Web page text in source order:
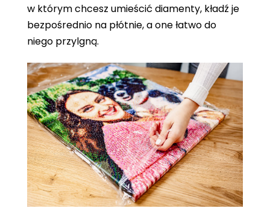
w którym chcesz umieścić diamenty, kładź je
bezpośrednio na płótnie, a one łatwo do
niego przylgną.